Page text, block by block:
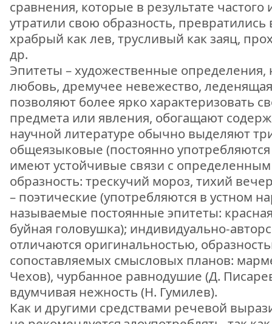
сравнения, которые в результате частого
утратили свою образность,
храбрый как лев, трусливый как заяц,
др.
Эпитеты – художественные определения,
любовь, дремучее невежество,
позволяют более ярко характеризовать
предмета или явления, обогащают
научной литературе обычно выделяют
общеязыковые (постоянно
имеют устойчивые связи с
образность: трескучий мороз, тихий
– поэтические (употребляются в устном
называемые постоянные эпитеты:
буйная головушка); индивидуально-
отличаются оригинальностью,
сопоставляемых смысловых планов:
Чехов), чурбанное равнодушие (Д.
вдумчивая нежность (Н. Гумилев).
Как и другими средствами речевой